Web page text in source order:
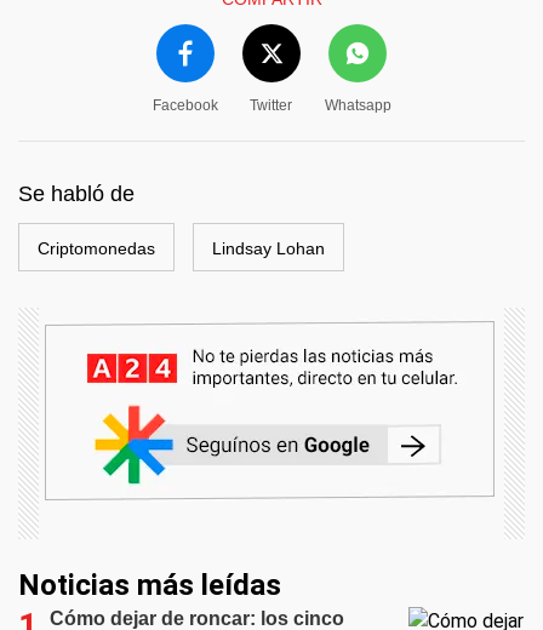
Facebook Twitter Whatsapp
Se habló de
Criptomonedas Lindsay Lohan
Noticias más leídas
Cómo dejar de roncar: los cinco